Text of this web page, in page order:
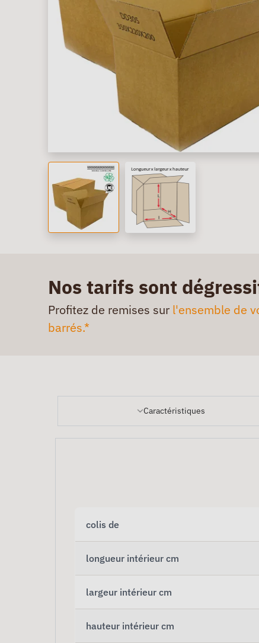
Nos tarifs sont
Profitez de remises sur l'ensemble de
barrés.*
Caractéristiques
colis de
longueur intérieur cm
largeur intérieur cm
hauteur intérieur cm